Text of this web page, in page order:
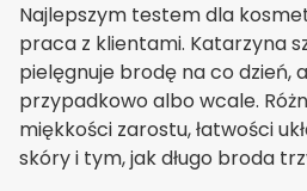
Najlepszym testem dla
praca z klientami. Katarzyna
pielęgnuje brodę na co dzień,
przypadkowo albo wcale.
miękkości zarostu, łatwości
skóry i tym, jak długo broda